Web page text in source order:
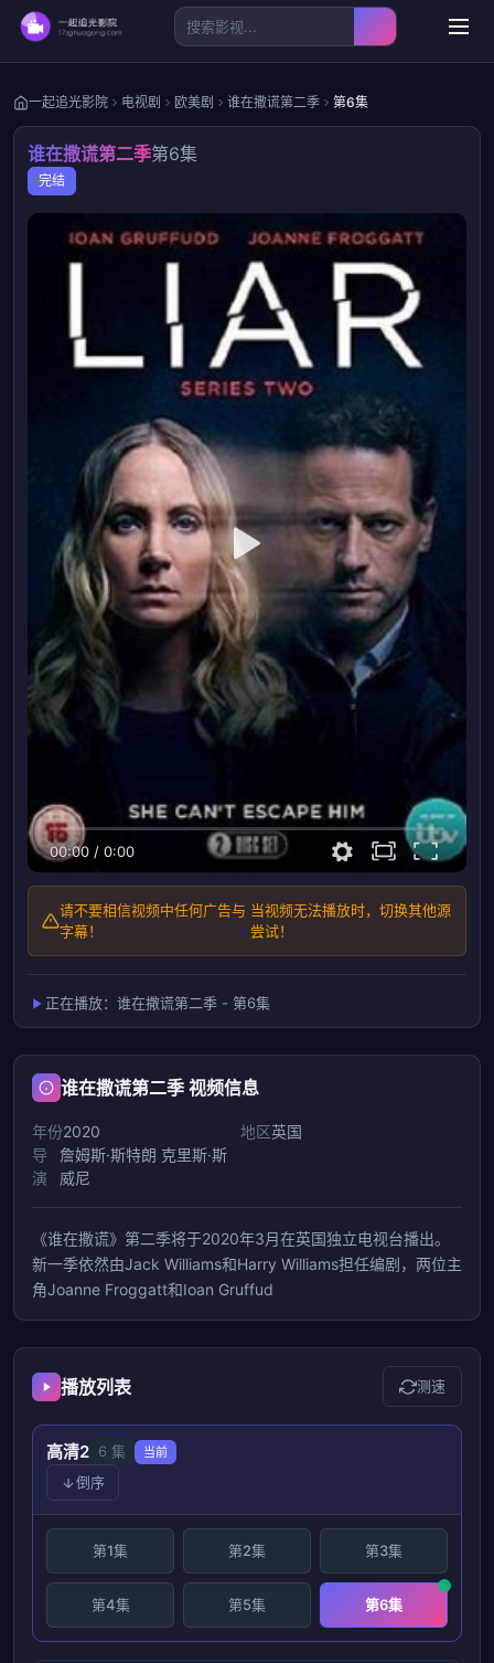
一起追光影院 电视剧 欧美剧 谁在撒谎第二季 第6集
谁在撒谎第二季第6集
完结
00:00 / 0:00
请不要相信视频中任何广告与
字幕！
当视频无法播放时，切换其他源
尝试！
正在播放：谁在撒谎第二季 - 第6集
谁在撒谎第二季 视频信息
年份2020 地区英国
导
演
詹姆斯·斯特朗 克里斯·斯
威尼
《谁在撒谎》第二季将于2020年3月在英国独立电视台播出。
新一季依然由Jack Williams和Harry Williams担任编剧，两位主
角Joanne Froggatt和Ioan Gruffud
播放列表 测速
高清2 6 集 当前
倒序
第1集 第2集 第3集
第4集 第5集 第6集